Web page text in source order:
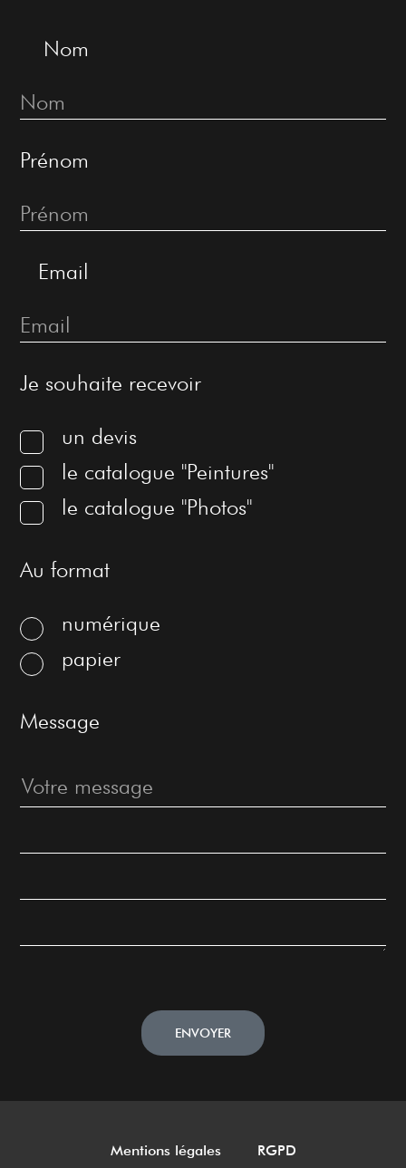
Nom
Prénom
Email
Je souhaite recevoir
un devis
le catalogue "Peintures"
le catalogue "Photos"
Au format
numérique
papier
Message
ENVOYER
Mentions légales RGPD